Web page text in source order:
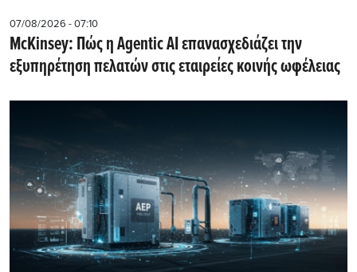
07/08/2026 - 07:10
McKinsey: Πώς η Agentic AI επανασχεδιάζει την
εξυπηρέτηση πελατών στις εταιρείες κοινής ωφέλειας